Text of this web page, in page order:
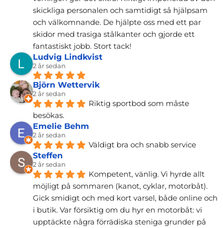
skickliga personalen och samtidigt så hjälpsam
och välkomnande. De hjälpte oss med ett par
skidor med trasiga stålkanter och gjorde ett
fantastiskt jobb. Stort tack!
Ludvig Lindkvist
2 år sedan
Björn Wettervik
2 år sedan
Riktig sportbod som måste
besökas.
Emelie Behm
2 år sedan
Väldigt bra och snabb service
Steffen
2 år sedan
Kompetent, vänlig. Vi hyrde allt
möjligt på sommaren (kanot, cyklar, motorbåt).
Gick smidigt och med kort varsel, både online och
i butik. Var försiktig om du hyr en motorbåt: vi
upptäckte några förrädiska steniga grunder på